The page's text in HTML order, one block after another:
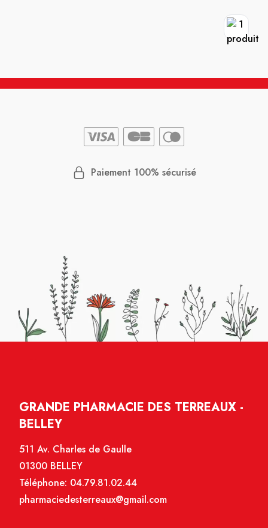
Paiement 100% sécurisé
GRANDE PHARMACIE DES TERREAUX -
BELLEY
511 Av. Charles de Gaulle
01300 BELLEY
Téléphone: 04.79.81.02.44
pharmaciedesterreaux@gmail.com